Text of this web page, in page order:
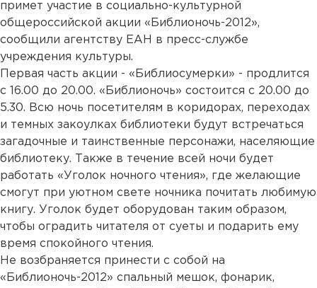
примет участие в социально-культурной
общероссийской акции «Библионочь-2012»,
сообщили агентству ЕАН в пресс-службе
учреждения культуры.
Первая часть акции - «Библиосумерки» - продлится
с 16.00 до 20.00. «Библионочь» состоится с 20.00 до
5.30. Всю ночь посетителям в коридорах, переходах
и темных закоулках библиотеки будут встречаться
загадочные и таинственные персонажи, населяющие
библиотеку. Также в течение всей ночи будет
работать «Уголок ночного чтения», где желающие
смогут при уютном свете ночника почитать любимую
книгу. Уголок будет оборудован таким образом,
чтобы оградить читателя от суеты и подарить ему
время спокойного чтения.
Не возбраняется принести с собой на
«Библионочь-2012» спальный мешок, фонарик,